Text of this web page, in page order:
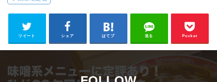
ツイート シェア はてブ 送る Pocket